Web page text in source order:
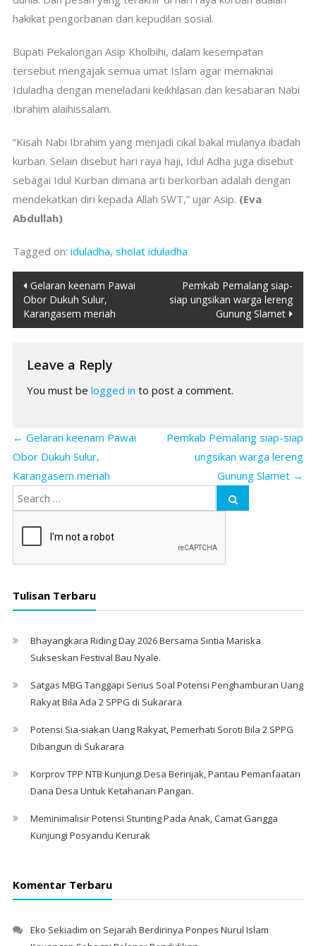
hakikat pengorbanan dan kepudilan sosial.
Bupati Pekalongan Asip Kholbihi, dalam kesempatan
tersebut mengajak semua umat Islam agar memaknai
Iduladha dengan meneladani keikhlasan dan kesabaran Nabi
Ibrahim alaihissalam.
“Kisah Nabi Ibrahim yang menjadi cikal bakal mulanya ibadah
kurban. Selain disebut hari raya haji, Idul Adha juga disebut
sebagai Idul Kurban dimana arti berkorban adalah dengan
mendekatkan diri kepada Allah SWT,” ujar Asip. (Eva
Abdullah)
Tagged on: iduladha, sholat iduladha
Post
navigation
Gelaran keenam Pawai
Obor Dukuh Sulur,
Karangasem meriah
Pemkab Pemalang siap-
siap ungsikan warga lereng
Gunung Slamet
Leave a Reply
You must be logged in to post a comment.
← Gelaran keenam Pawai
Obor Dukuh Sulur,
Karangasem meriah
Pemkab Pemalang siap-siap
ungsikan warga lereng
Gunung Slamet →
Tulisan Terbaru
Bhayangkara Riding Day 2026 Bersama Sintia Mariska
Sukseskan Festival Bau Nyale. ‎
Satgas MBG Tanggapi Serius Soal Potensi Penghamburan Uang
Rakyat Bila Ada 2 SPPG di Sukarara
Potensi Sia-siakan Uang Rakyat, Pemerhati Soroti Bila 2 SPPG
Dibangun di Sukarara
Korprov TPP NTB Kunjungi Desa Beririjak, Pantau Pemanfaatan
Dana Desa Untuk Ketahanan Pangan.
Meminimalisir Potensi Stunting Pada Anak, Camat Gangga
Kunjungi Posyandu Kerurak
Komentar Terbaru
Eko Sekiadim on Sejarah Berdirinya Ponpes Nurul Islam